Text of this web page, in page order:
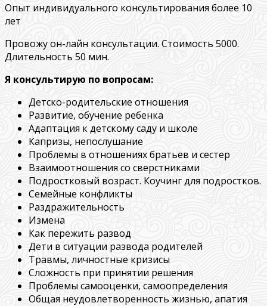
Опыт индивидуального консультирования более 10
лет
Провожу он-лайн консультации. Стоимость 5000.
Длительность 50 мин.
Я консультирую по вопросам:
Детско-родительские отношения
Развитие, обучение ребенка
Адаптация к детскому саду и школе
Капризы, непослушание
Проблемы в отношениях братьев и сестер
Взаимоотношения со сверстниками
Подростковый возраст. Коучинг для подростков.
Семейные конфликты
Раздражительность
Измена
Как пережить развод
Дети в ситуации развода родителей
Травмы, личностные кризисы
Сложность при принятии решения
Проблемы самооценки, самоопределения
Общая неудовлетворенность жизнью, апатия